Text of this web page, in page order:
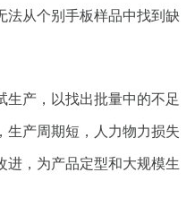
法从个别手板样品中找到缺
生产，以找出批量中的不足
生产周期短，人力物力损失
进，为产品定型和大规模生